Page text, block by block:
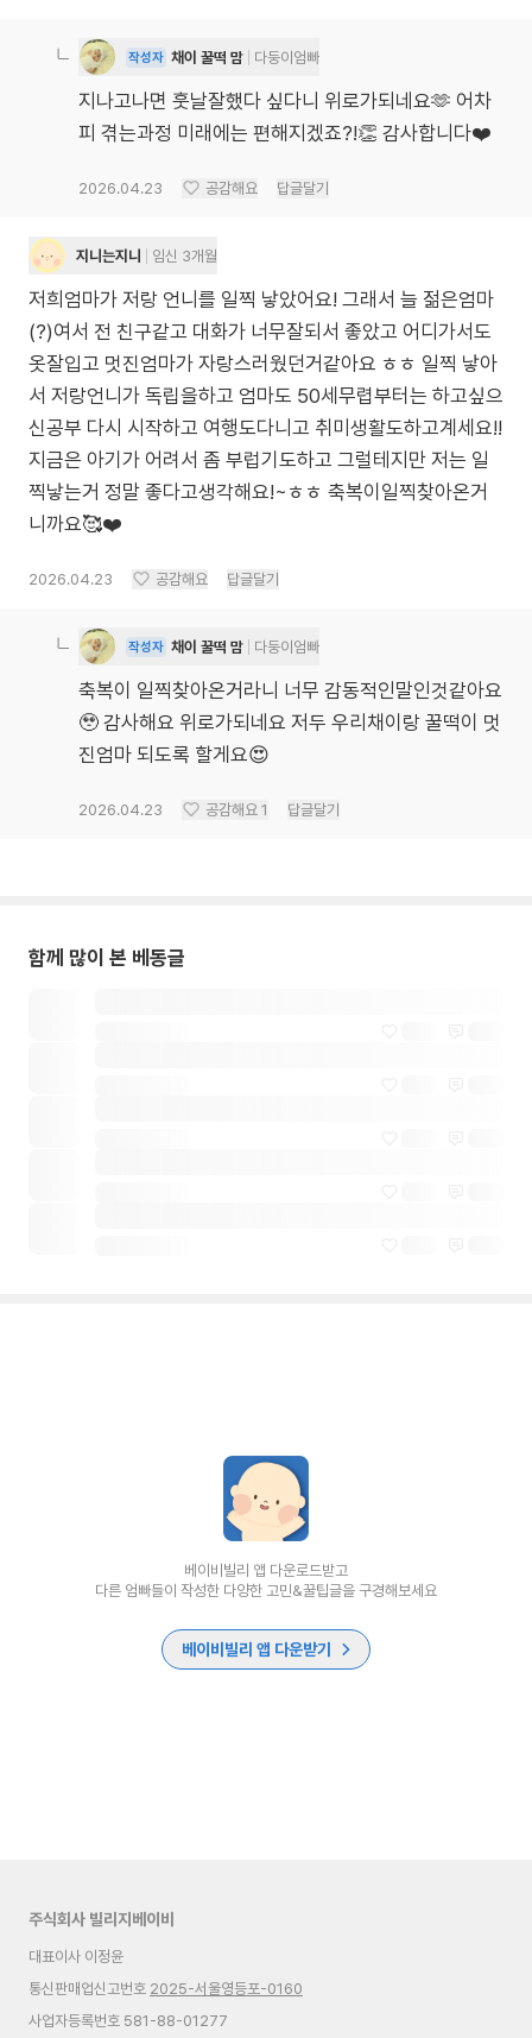
작성자 채이 꿀떡 맘 다둥이엄빠
지나고나면 훗날잘했다 싶다니 위로가되네요🫶 어차
피 겪는과정 미래에는 편해지겠죠?!👏 감사합니다❤️
2026.04.23 공감해요 답글달기
지니는지니 임신 3개월
저희엄마가 저랑 언니를 일찍 낳았어요! 그래서 늘 젊은엄마
(?)여서 전 친구같고 대화가 너무잘되서 좋았고 어디가서도
옷잘입고 멋진엄마가 자랑스러웠던거같아요 ㅎㅎ 일찍 낳아
서 저랑언니가 독립을하고 엄마도 50세무렵부터는 하고싶으
신공부 다시 시작하고 여행도다니고 취미생활도하고계세요!!
지금은 아기가 어려서 좀 부럽기도하고 그럴테지만 저는 일
찍낳는거 정말 좋다고생각해요!~ㅎㅎ 축복이일찍찾아온거
니까요🥰❤️
2026.04.23 공감해요 답글달기
작성자 채이 꿀떡 맘 다둥이엄빠
축복이 일찍찾아온거라니 너무 감동적인말인것같아요
🥹 감사해요 위로가되네요 저두 우리채이랑 꿀떡이 멋
진엄마 되도록 할게요😍
2026.04.23 공감해요 1 답글달기
함께 많이 본 베동글
베이비빌리 앱 다운로드받고
다른 엄빠들이 작성한 다양한 고민&꿀팁글을 구경해보세요
베이비빌리 앱 다운받기
주식회사 빌리지베이비
대표이사 이정윤
통신판매업신고번호 2025-서울영등포-0160
사업자등록번호 581-88-01277